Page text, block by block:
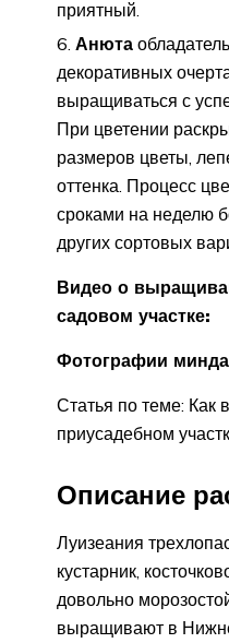
приятный.
Анюта
декоративных
выращиваться с
При цветении
размеров цветы,
оттенка. Процесс
сроками на неделю
других сортовых
Видео о
садовом участке:
Фотографии
Статья по теме: Как
приусадебном
Описание
Луизеания
кустарник,
довольно
выращивают в